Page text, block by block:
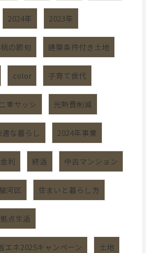
2024年 2023年
の節句 建築条件付き土地
color 子育て世代
二重サッシ 光熱費削減
な暮らし 2024年事業
金利 終活 中古マンション
駿河区 住まいと暮らし方
点生活
エネ2025キャンペーン 土地